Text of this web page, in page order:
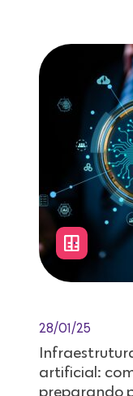
28/01/25
artificial:
preparando